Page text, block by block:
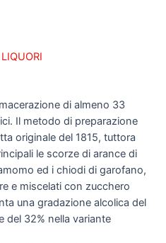
di almeno 33
Il metodo di preparazione
originale del 1815, tuttora
le scorze di arance di
ed i chiodi di garofano,
e miscelati con zucchero
una gradazione alcolica del
del 32% nella variante